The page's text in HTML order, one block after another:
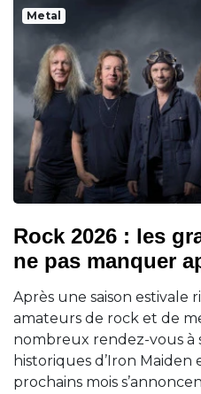
Metal
Rock 2026 : les
ne pas manquer
Après une saison estivale
amateurs de rock et de
nombreux rendez-vous à
historiques d’Iron Maiden
prochains mois